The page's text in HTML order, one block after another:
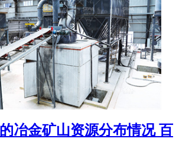
冶金矿山资源分布情况 百